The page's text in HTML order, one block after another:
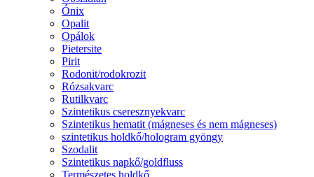
Ónix
Opalit
Opálok
Pietersite
Pirit
Rodonit/rodokrozit
Rózsakvarc
Rutilkvarc
Szintetikus cseresznyekvarc
Szintetikus hematit (mágneses és nem mágneses)
szintetikus holdkő/hologram gyöngy
Szodalit
Szintetikus napkő/goldfluss